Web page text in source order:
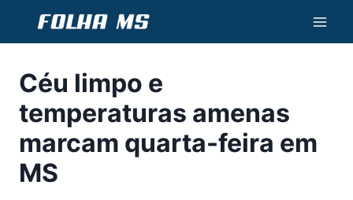
Conteúdo
Céu limpo e
temperaturas amenas
marcam quarta-feira em
MS